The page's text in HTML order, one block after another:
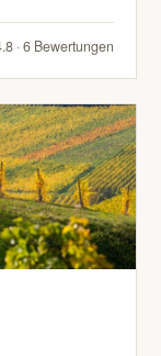
· 6 Bewertungen